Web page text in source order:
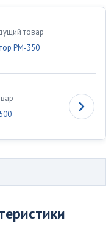
товар
РМ-350